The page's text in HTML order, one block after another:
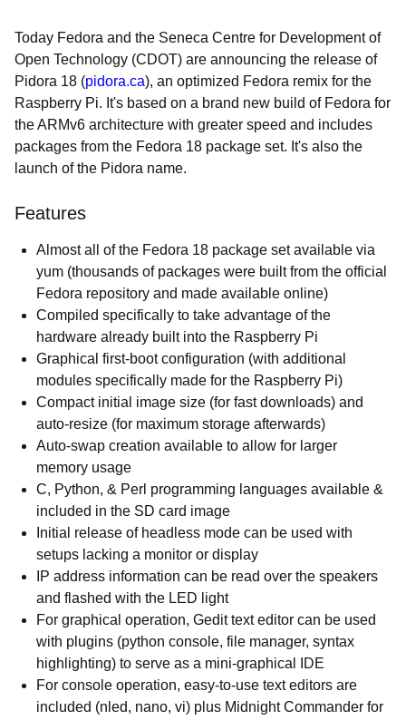
Today Fedora and the Seneca Centre for Development of
Open Technology (CDOT) are announcing the release of
Pidora 18 (pidora.ca), an optimized Fedora remix for the
Raspberry Pi. It's based on a brand new build of Fedora for
the ARMv6 architecture with greater speed and includes
packages from the Fedora 18 package set. It's also the
launch of the Pidora name.
Features
Almost all of the Fedora 18 package set available via
yum (thousands of packages were built from the official
Fedora repository and made available online)
Compiled specifically to take advantage of the
hardware already built into the Raspberry Pi
Graphical first-boot configuration (with additional
modules specifically made for the Raspberry Pi)
Compact initial image size (for fast downloads) and
auto-resize (for maximum storage afterwards)
Auto-swap creation available to allow for larger
memory usage
C, Python, & Perl programming languages available &
included in the SD card image
Initial release of headless mode can be used with
setups lacking a monitor or display
IP address information can be read over the speakers
and flashed with the LED light
For graphical operation, Gedit text editor can be used
with plugins (python console, file manager, syntax
highlighting) to serve as a mini-graphical IDE
For console operation, easy-to-use text editors are
included (nled, nano, vi) plus Midnight Commander for